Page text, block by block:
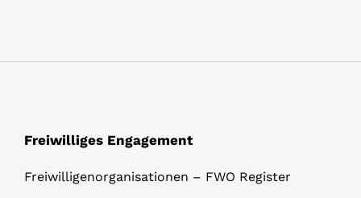
Freiwilliges Engagement
Freiwilligenorganisationen – FWO Register